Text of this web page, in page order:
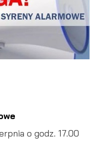
o godz. 17.00